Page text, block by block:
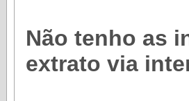
Não tenho as
extrato via